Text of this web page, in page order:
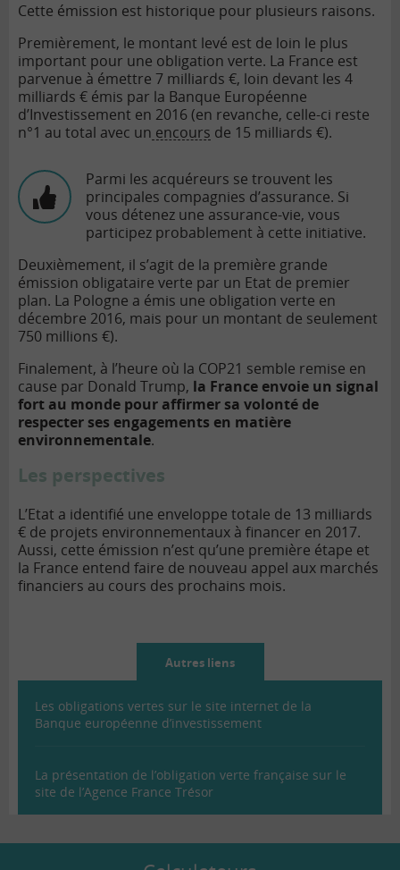
Cette émission est historique pour plusieurs raisons.
Premièrement, le montant levé est de loin le plus
important pour une obligation verte. La France est
parvenue à émettre 7 milliards €, loin devant les 4
milliards € émis par la Banque Européenne
d’Investissement en 2016 (en revanche, celle-ci reste
n°1 au total avec un encours de 15 milliards €).
Parmi les acquéreurs se trouvent les
principales compagnies d’assurance. Si
vous détenez une assurance-vie, vous
participez probablement à cette initiative.
Deuxièmement, il s’agit de la première grande
émission obligataire verte par un Etat de premier
plan. La Pologne a émis une obligation verte en
décembre 2016, mais pour un montant de seulement
750 millions €).
Finalement, à l’heure où la COP21 semble remise en
cause par Donald Trump, la France envoie un signal
fort au monde pour affirmer sa volonté de
respecter ses engagements en matière
environnementale.
Les perspectives
L’Etat a identifié une enveloppe totale de 13 milliards
€ de projets environnementaux à financer en 2017.
Aussi, cette émission n’est qu’une première étape et
la France entend faire de nouveau appel aux marchés
financiers au cours des prochains mois.
Autres liens
Les obligations vertes sur le site internet de la
Banque européenne d’investissement
La présentation de l’obligation verte française sur le
site de l’Agence France Trésor